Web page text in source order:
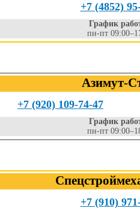
+7 (4852)
График
пн-пт
Азимут-
+7 (920) 109-74-47
График
пн-пт
+7 (910)